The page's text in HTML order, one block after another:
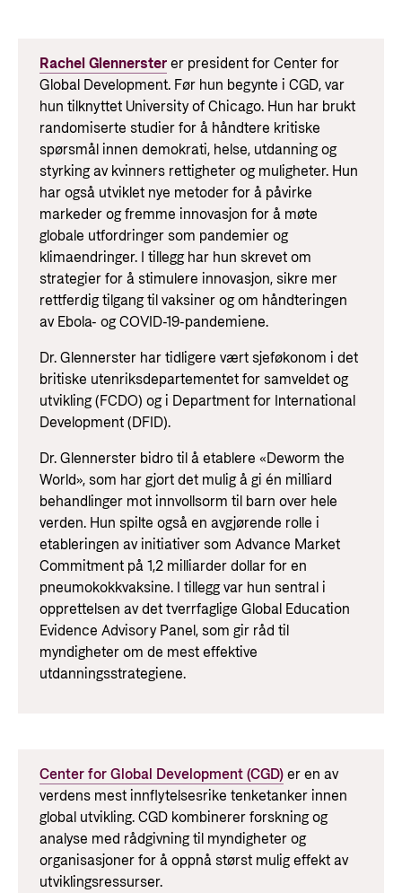
Rachel Glennersterer president for Center for
Global Development. Før hun begynte i CGD, var
hun tilknyttet University of Chicago. Hun har brukt
randomiserte studier for å håndtere kritiske
spørsmål innen demokrati, helse, utdanning og
styrking av kvinners rettigheter og muligheter. Hun
har også utviklet nye metoder for å påvirke
markeder og fremme innovasjon for å møte
globale utfordringer som pandemier og
klimaendringer. I tillegg har hun skrevet om
strategier for å stimulere innovasjon, sikre mer
rettferdig tilgang til vaksiner og om håndteringen
av Ebola- og COVID-19-pandemiene.
Dr. Glennerster har tidligere vært sjeføkonom i det
britiske utenriksdepartementet for samveldet og
utvikling (FCDO) og i Department for International
Development (DFID).
Dr. Glennerster bidro til å etablere «Deworm the
World», som har gjort det mulig å gi én milliard
behandlinger mot innvollsorm til barn over hele
verden. Hun spilte også en avgjørende rolle i
etableringen av initiativer som Advance Market
Commitment på 1,2 milliarder dollar for en
pneumokokkvaksine. I tillegg var hun sentral i
opprettelsen av det tverrfaglige Global Education
Evidence Advisory Panel, som gir råd til
myndigheter om de mest effektive
utdanningsstrategiene.
Center for Global Development (CGD)er en av
verdens mest innflytelsesrike tenketanker innen
global utvikling. CGD kombinerer forskning og
analyse med rådgivning til myndigheter og
organisasjoner for å oppnå størst mulig effekt av
utviklingsressurser.